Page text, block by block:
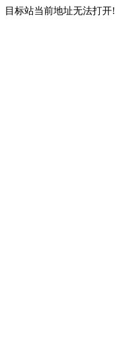
目标站当前地址无法打开!